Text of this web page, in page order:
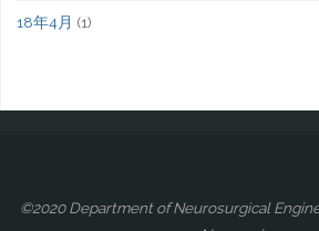
18年4月 (1)
©2020 Department of Neurosurgical